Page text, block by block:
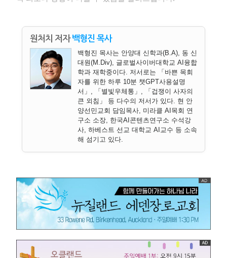
원처치 저자백형진 목사
백형진 목사는 안양대 신학과(B.A), 동 신
대원(M.Div), 글로벌사이버대학교 AI융합
학과 재학중이다. 저서로는 「바쁜 목회
자를 위한 하루 10분 챗GPT사용설명
서」, 「별빛우체통」, 「겁쟁이 사자의
큰 외침」 등 다수의 저서가 있다. 현 안
양선민교회 담임목사, 미라클 AI목회 연
구소 소장, 한국AI콘텐츠연구소 수석강
사, 하베스트 선교 대학교 AI교수 등 소속
해 섬기고 있다.